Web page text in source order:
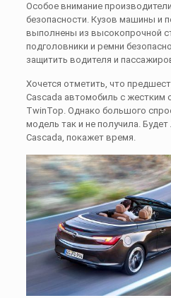
Особое внимание
безопасности. Кузов машины и
выполнены из высокопрочной
подголовники и ремни
защитить водителя и
Хочется отметить, что
Cascada автомобиль с жестким
TwinTop. Однако большого
модель так и не получила.
Cascada, покажет время.